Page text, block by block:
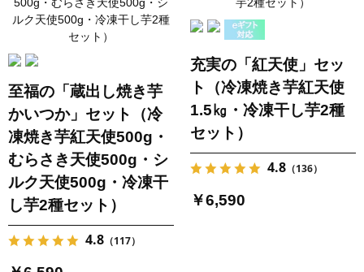
至福の「蔵出し焼き芋
かいつか」セット（冷
凍焼き芋紅天使500g・
むらさき天使500g・シ
ルク天使500g・冷凍干
し芋2種セット）
4.8 （117）
充実の「紅天使」セッ
ト（冷凍焼き芋紅天使
1.5㎏・冷凍干し芋2種
セット）
4.8 （136）
￥6,590